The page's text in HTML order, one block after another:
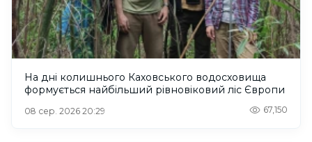
На дні колишнього Каховського водосховища
формується найбільший рівновіковий ліс Європи
08 сер. 2026 20:29 67,150